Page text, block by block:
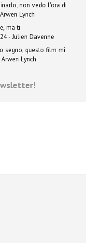
non vedo l'ora di
Lynch
ma ti
- Julien Davenne
segno, questo film mi
Lynch